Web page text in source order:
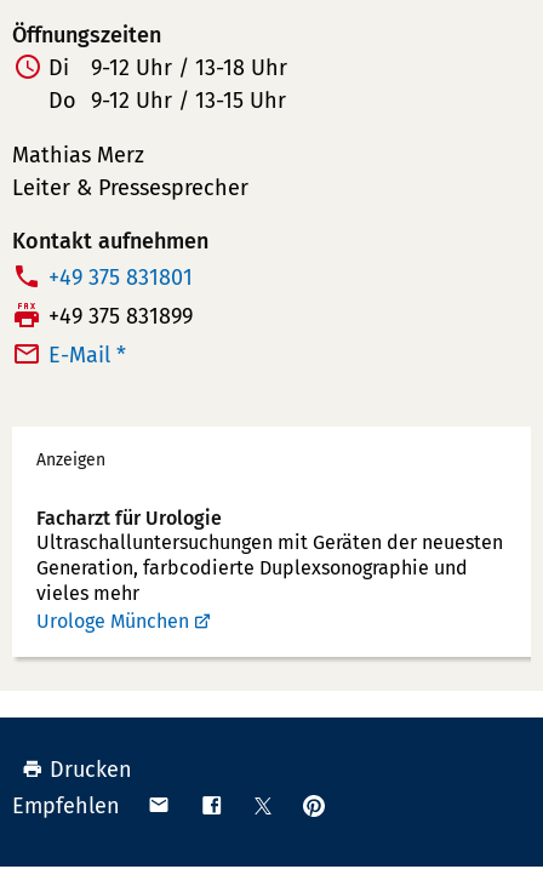
Öffnungszeiten
Di
9-12 Uhr / 13-18 Uhr
Do 9-12 Uhr / 13-15 Uhr
Mathias Merz
Leiter & Pressesprecher
Kontakt aufnehmen
T
e
l
n
u
m
m
e
r:
+49 375 831801
F
a
+49 375 831899
E-Mail *
Werbung
Anzeigen
Facharzt für Urologie
Ultraschallunter­suchungen mit Geräten der neuesten
Generation, farbcodierte Duplex­sonographie und
vieles mehr
Urologe München
Drucken
Empfehlen
Teilen Teilen TeilenAnpinnen